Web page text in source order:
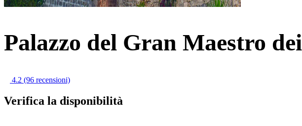
Palazzo del Gran Maestro
4.2 (96 recensioni)
Verifica la disponibilità